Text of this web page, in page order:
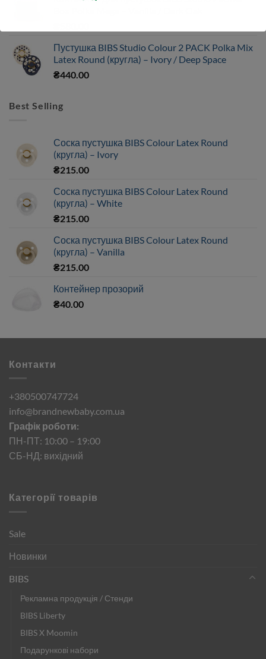
Пустушка BIBS Studio Colour 2 PACK Polka Mix
Latex Round (кругла) – Ivory / Deep Space
₴440.00
Best Selling
Соска пустушка BIBS Colour Latex Round
(кругла) – Ivory
₴215.00
Соска пустушка BIBS Colour Latex Round
(кругла) – White
₴215.00
Соска пустушка BIBS Colour Latex Round
(кругла) – Vanilla
₴215.00
Контейнер прозорий
₴40.00
Контакти
+380500747724
info@brandnewbaby.com.ua
Графік роботи:
ПН-ПТ: 10:00 – 19:00
СБ-НД: вихідний
Категорії товарів
Sale
Новинки
BIBS
Рекламна продукція / Стенди
BIBS Liberty
BIBS X Moomin
Подарункові набори